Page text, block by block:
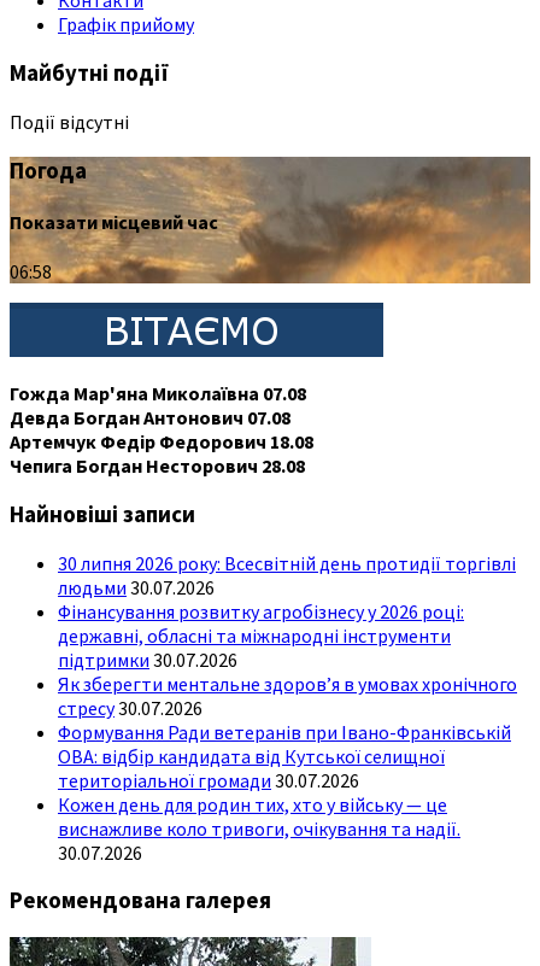
Графік прийому
Майбутні події
Події відсутні
Погода
Показати місцевий час
06:58
Гожда Мар'яна Миколаївна 07.08
Девда Богдан Антонович 07.08
Артемчук Федір Федорович 18.08
Чепига Богдан Несторович 28.08
Найновіші записи
30 липня 2026 року: Всесвітній день протидії торгівлі
людьми 30.07.2026
Фінансування розвитку агробізнесу у 2026 році:
державні, обласні та міжнародні інструменти
підтримки 30.07.2026
Як зберегти ментальне здоров’я в умовах хронічного
стресу30.07.2026
Формування Ради ветеранів при Івано-Франківській
ОВА: відбір кандидата від Кутської селищної
територіальної громади 30.07.2026
Кожен день для родин тих, хто у війську — це
виснажливе коло тривоги, очікування та надії.
30.07.2026
Рекомендована галерея